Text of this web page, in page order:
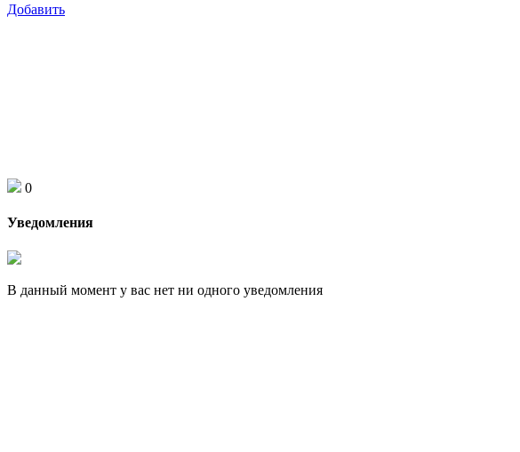
Добавить
0
Уведомления
В данный момент у вас нет ни одного уведомления